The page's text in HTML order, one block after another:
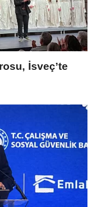
İsveç’te